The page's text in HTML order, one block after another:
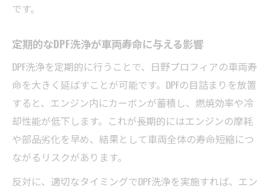
です。
定期的なDPF洗浄が車両寿命に与える影響
DPF洗浄を定期的に行うことで、日野プロフィアの車両寿
命を大きく延ばすことが可能です。DPFの目詰まりを放置
すると、エンジン内にカーボンが蓄積し、燃焼効率や冷
却性能が低下します。これが長期的にはエンジンの摩耗
や部品劣化を早め、結果として車両全体の寿命短縮につ
ながるリスクがあります。
反対に、適切なタイミングでDPF洗浄を実施すれば、エン